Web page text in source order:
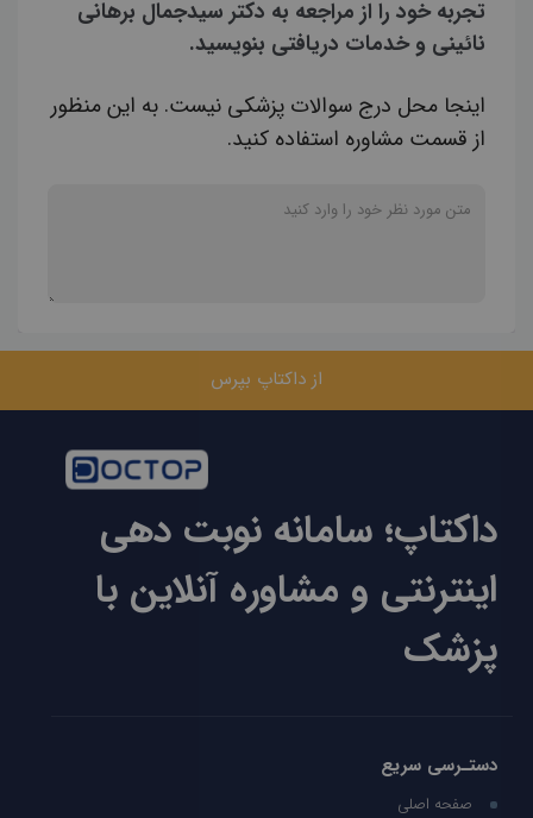
تجربه خود را از مراجعه به دکتر سیدجمال برهانی
نائینی و خدمات دریافتی بنویسید.
اینجا محل درج سوالات پزشکی نیست. به این منظور
از قسمت مشاوره استفاده کنید.
از داکتاپ بپرس
داکتاپ؛ سامانه نوبت دهی
اینترنتی و مشاوره آنلاین با
پزشک
دستـرسی سریع
صفحه اصلی